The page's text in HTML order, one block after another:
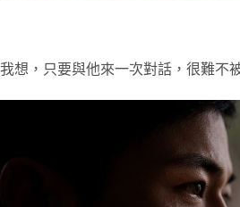
我想，只要與他來一次對話，很難不